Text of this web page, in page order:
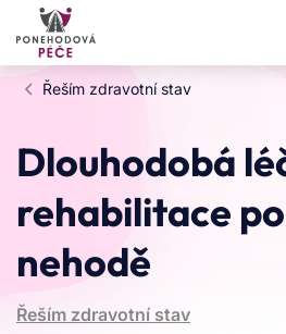
Přeskočit na obsah
Řeším zdravotní stav
Dlouhodobá
rehabilitace
nehodě
Řeším zdravotní stav